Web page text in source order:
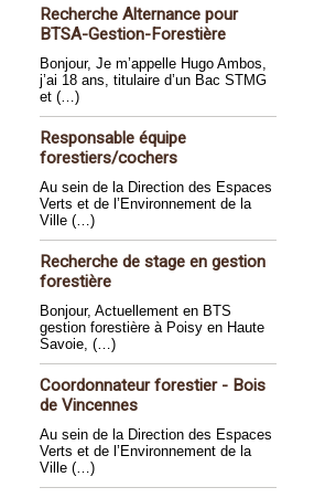
Recherche Alternance pour
BTSA-Gestion-Forestière
Bonjour, Je m’appelle Hugo Ambos,
j’ai 18 ans, titulaire d’un Bac STMG
et (…)
Responsable équipe
forestiers/cochers
Au sein de la Direction des Espaces
Verts et de l’Environnement de la
Ville (…)
Recherche de stage en gestion
forestière
Bonjour, Actuellement en BTS
gestion forestière à Poisy en Haute
Savoie, (…)
Coordonnateur forestier - Bois
de Vincennes
Au sein de la Direction des Espaces
Verts et de l’Environnement de la
Ville (…)